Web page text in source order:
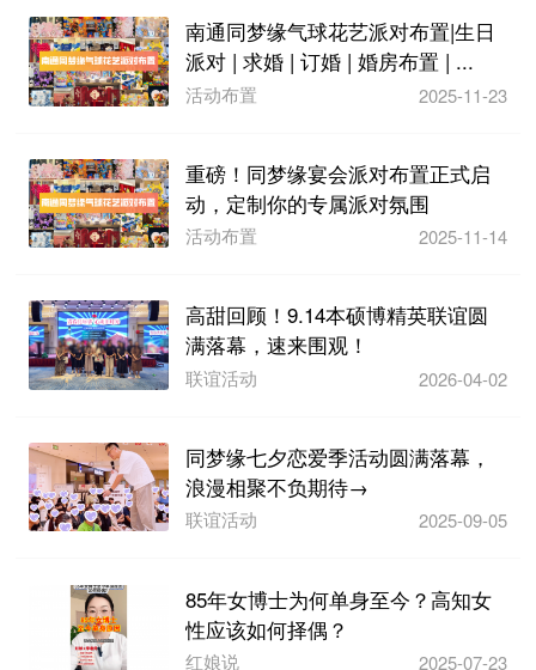
南通同梦缘气球花艺派对布置|生日
派对 | 求婚 | 订婚 | 婚房布置 | ...
活动布置 2025-11-23
重磅！同梦缘宴会派对布置正式启
动，定制你的专属派对氛围
活动布置 2025-11-14
高甜回顾！9.14本硕博精英联谊圆
满落幕，速来围观！
联谊活动 2026-04-02
同梦缘七夕恋爱季活动圆满落幕，
浪漫相聚不负期待→
联谊活动 2025-09-05
85年女博士为何单身至今？高知女
性应该如何择偶？
红娘说 2025-07-23